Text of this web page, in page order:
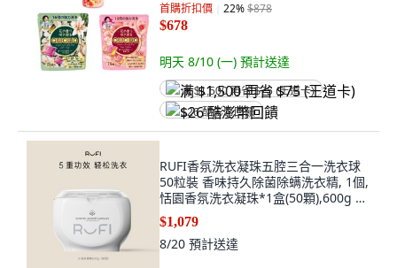
首購折扣價 22%$878
$678
明天 8/10 (一) 預計送達
满 $1,500 再省 $75 (王道卡)
$26 酷澎幣回饋
RUFI香氛洗衣凝珠五腔三合一洗衣球
50粒裝 香味持久除菌除螨洗衣精, 1個,
恬園香氛洗衣凝珠*1盒(50顆),600g 50
顆
$1,079
8/20 預計送達